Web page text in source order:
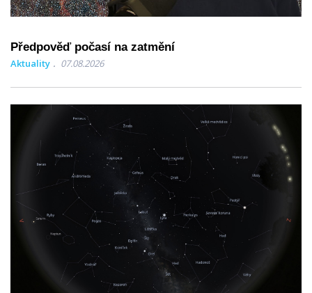
Předpověď počasí na zatmění
Aktuality 07.08.2026